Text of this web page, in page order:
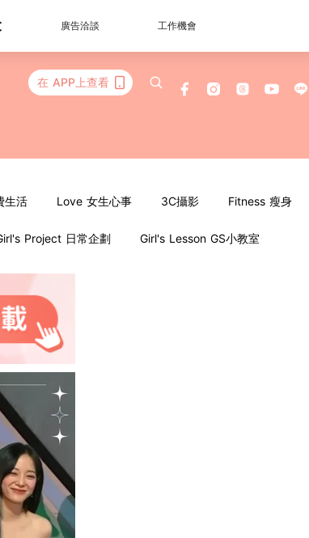
廣告洽談 工作機會
在 APP上查看
生活 Love 女生心事 3C攝影 Fitness 瘦身
Project 日常企劃 Girl's Lesson GS小教室